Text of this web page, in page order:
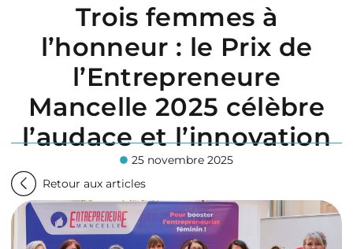
Trois femmes à
l’honneur : le Prix de
l’Entrepreneure
Mancelle 2025 célèbre
l’audace et l’innovation
25 novembre 2025
Retour aux articles